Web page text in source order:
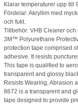
Klarar temperaturer upp till
Fördelar: Akryllim med
och fukt.
Tillbehör: VHB Cleaner
3M™ Polyurethane
protection tape comprised
adhesive. It resists
This tape is qualified to
transparent and glossy
Resists Wearing, Abrasion
8672 is a transparent and
tape designed to provide